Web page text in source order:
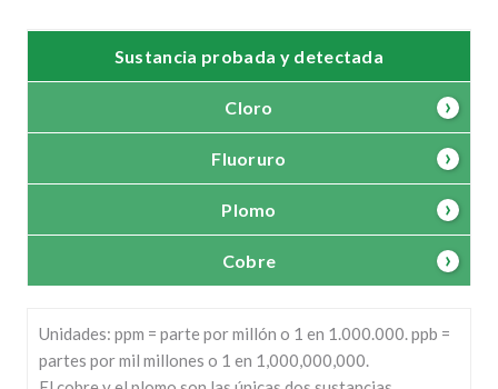
Sustancia probada y detectada
Cloro
Fluoruro
Plomo
Cobre
Unidades: ppm = parte por millón o 1 en 1.000.000. ppb =
partes por mil millones o 1 en 1,000,000,000.